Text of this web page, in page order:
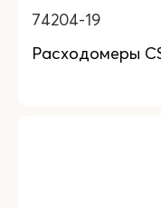
74204-19
Расходомеры